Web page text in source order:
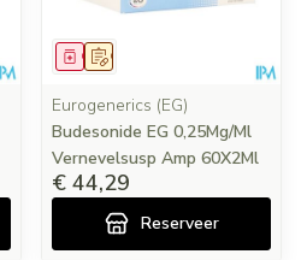
Op voorschrift
Geneesmiddel
Eurogenerics (EG)
Budesonide EG 0,25Mg/Ml
Vernevelsusp Amp 60X2Ml
€ 44,29
Reserveer